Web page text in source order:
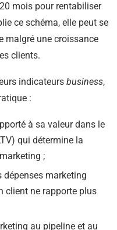
mois pour rentabiliser
ce schéma, elle peut se
malgré une croissance
clients.
indicateurs business,
:
à sa valeur dans le
qui détermine la
;
dépenses marketing
client ne rapporte plus
au pipeline et au